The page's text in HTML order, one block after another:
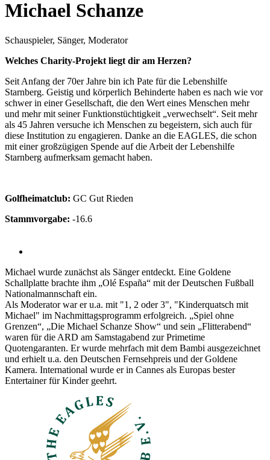
Michael Schanze
Schauspieler, Sänger, Moderator
Welches Charity-Projekt liegt dir am Herzen?
Seit Anfang der 70er Jahre bin ich Pate für die Lebenshilfe
Starnberg. Geistig und körperlich Behinderte haben es nach wie vor
schwer in einer Gesellschaft, die den Wert eines Menschen mehr
und mehr mit seiner Funktionstüchtigkeit „verwechselt“. Seit mehr
als 45 Jahren versuche ich Menschen zu begeistern, sich auch für
diese Institution zu engagieren. Danke an die EAGLES, die schon
mit einer großzügigen Spende auf die Arbeit der Lebenshilfe
Starnberg aufmerksam gemacht haben.
Golfheimatclub: GC Gut Rieden
Stammvorgabe: -16.6
Michael wurde zunächst als Sänger entdeckt. Eine Goldene
Schallplatte brachte ihm „Olé España“ mit der Deutschen Fußball
Nationalmannschaft ein.
Als Moderator war er u.a. mit "1, 2 oder 3", "Kinderquatsch mit
Michael" im Nachmittagsprogramm erfolgreich. „Spiel ohne
Grenzen“, „Die Michael Schanze Show“ und sein „Flitterabend“
waren für die ARD am Samstagabend zur Primetime
Quotengaranten. Er wurde mehrfach mit dem Bambi ausgezeichnet
und erhielt u.a. den Deutschen Fernsehpreis und der Goldene
Kamera. International wurde er in Cannes als Europas bester
Entertainer für Kinder geehrt.